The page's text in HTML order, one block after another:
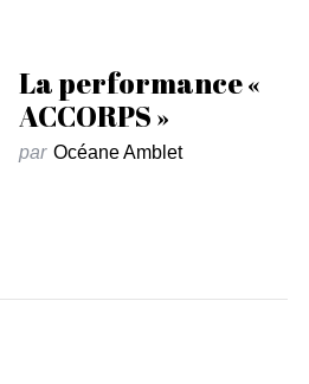
La performance «
ACCORPS »
par Océane Amblet